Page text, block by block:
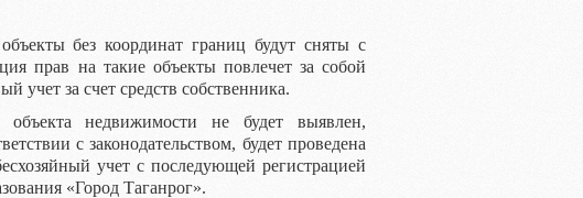
без координат границ будут сняты с
прав на такие объекты повлечет за собой
учет за счет средств собственника.
объекта недвижимости не будет выявлен,
с законодательством, будет проведена
учет с последующей регистрацией
«Город Таганрог».